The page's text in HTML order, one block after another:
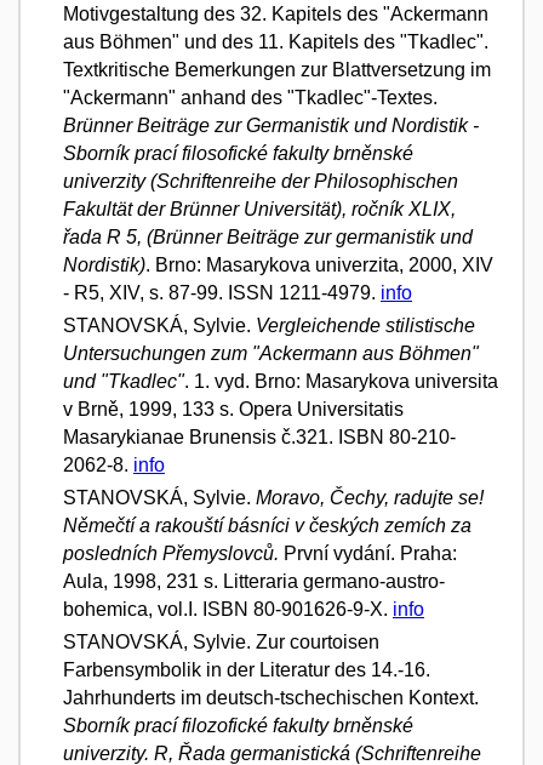
Motivgestaltung des 32. Kapitels des "Ackermann
aus Böhmen" und des 11. Kapitels des "Tkadlec".
Textkritische Bemerkungen zur Blattversetzung im
"Ackermann" anhand des "Tkadlec"-Textes.
Brünner Beiträge zur Germanistik und Nordistik -
Sborník prací filosofické fakulty brněnské
univerzity (Schriftenreihe der Philosophischen
Fakultät der Brünner Universität), ročník XLIX,
řada R 5, (Brünner Beiträge zur germanistik und
Nordistik). Brno: Masarykova univerzita, 2000, XIV
- R5, XIV, s. 87-99. ISSN 1211-4979. info
STANOVSKÁ, Sylvie. Vergleichende stilistische
Untersuchungen zum "Ackermann aus Böhmen"
und "Tkadlec". 1. vyd. Brno: Masarykova universita
v Brně, 1999, 133 s. Opera Universitatis
Masarykianae Brunensis č.321. ISBN 80-210-
2062-8. info
STANOVSKÁ, Sylvie. Moravo, Čechy, radujte se!
Němečtí a rakouští básníci v českých zemích za
posledních Přemyslovců. První vydání. Praha:
Aula, 1998, 231 s. Litteraria germano-austro-
bohemica, vol.I. ISBN 80-901626-9-X. info
STANOVSKÁ, Sylvie. Zur courtoisen
Farbensymbolik in der Literatur des 14.-16.
Jahrhunderts im deutsch-tschechischen Kontext.
Sborník prací filozofické fakulty brněnské
univerzity. R, Řada germanistická (Schriftenreihe